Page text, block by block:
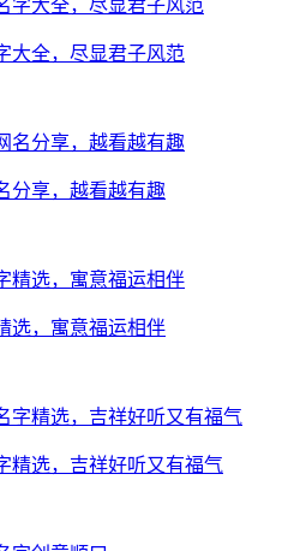
大全，尽显君子风范
分享，越看越有趣
选，寓意福运相伴
精选，吉祥好听又有福气